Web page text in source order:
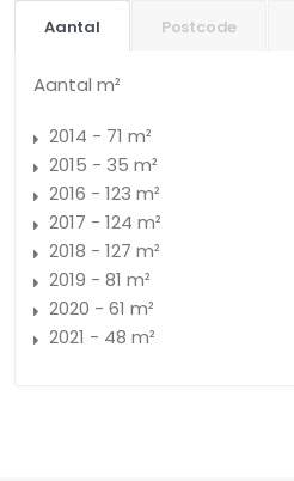
Aantal Postcode
Aantal m²
2014 - 71 m²
2015 - 35 m²
2016 - 123 m²
2017 - 124 m²
2018 - 127 m²
2019 - 81 m²
2020 - 61 m²
2021 - 48 m²